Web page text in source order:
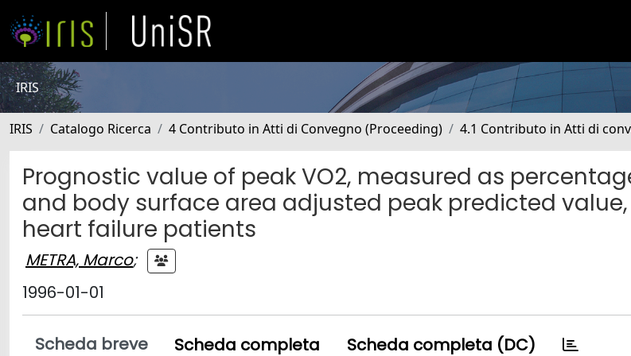
IRIS
IRIS Catalogo Ricerca 4 Contributo in Atti di Convegno (Proceeding) 4.1 Contributo in Atti di
Prognostic value of peak VO2, measured as
and body surface area adjusted peak predicted
heart failure patients
METRA, Marco;
1996-01-01
Scheda breve Scheda completa Scheda completa (DC)